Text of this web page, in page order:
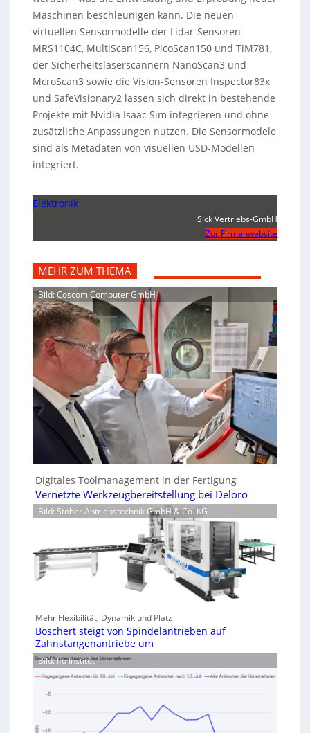
Maschinen beschleunigen kann. Die neuen
virtuellen Sensormodelle der Lidar-Sensoren
MRS1104C, MultiScan156, PicoScan150 und TiM781,
der Sicherheitslaserscannern NanoScan3 und
McroScan3 sowie die Vision-Sensoren Inspector83x
und SafeVisionary2 lassen sich direkt in bestehende
Projekte mit Nvidia Isaac Sim integrieren und ohne
zusätzliche Anpassungen nutzen. Die Sensormodele
sind als Metadaten von visuellen USD-Modellen
integriert.
Elektronik
Sick Vertriebs-GmbH
Zur Firmenwebsite
MEHR ZUM THEMA
Bild: Coscom Computer GmbH
Digitales Toolmanagement in der Fertigung
Vernetzte Werkzeugbereitstellung bei Deloro
Bild: Stöber Antriebstechnik GmbH & Co. KG
Mehr Flexibilität, Dynamik und Platz
Boschert steigt von Spindelantrieben auf
Zahnstangenantriebe um
Bild: Ifo Institut